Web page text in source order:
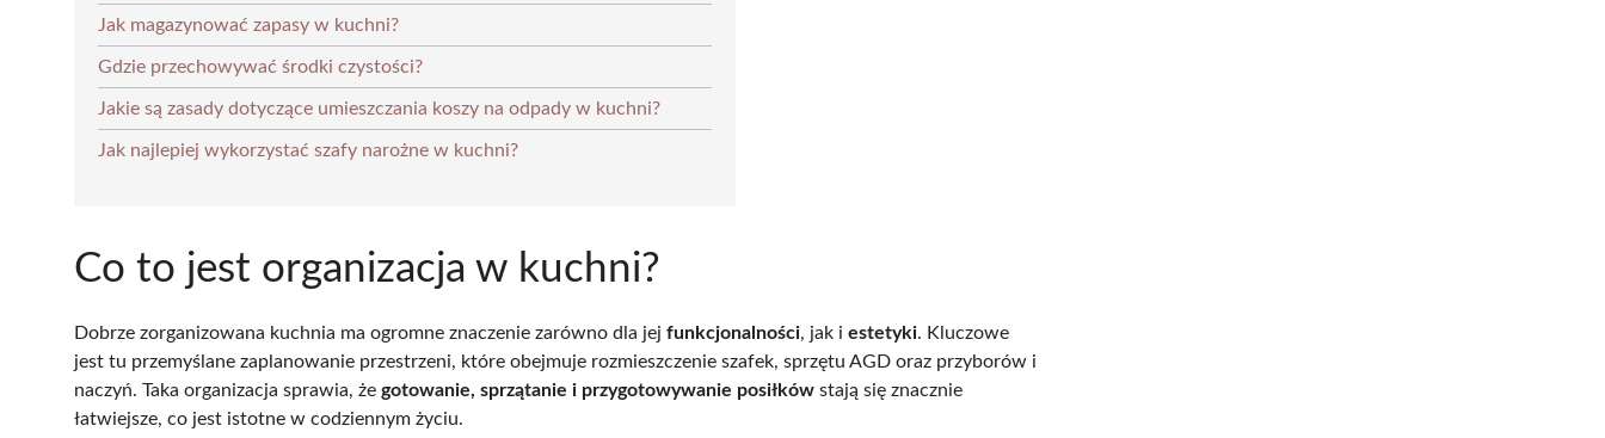
Jak magazynować zapasy w kuchni?
Gdzie przechowywać środki czystości?
Jakie są zasady dotyczące umieszczania koszy na odpady w kuchni?
Jak najlepiej wykorzystać szafy narożne w kuchni?
Co to jest organizacja w kuchni?
Dobrze zorganizowana kuchnia ma ogromne znaczenie zarówno dla jej funkcjonalności, jak i estetyki. Kluczowe
jest tu przemyślane zaplanowanie przestrzeni, które obejmuje rozmieszczenie szafek, sprzętu AGD oraz przyborów i
naczyń. Taka organizacja sprawia, że gotowanie, sprzątanie i przygotowywanie posiłków stają się znacznie
łatwiejsze, co jest istotne w codziennym życiu.